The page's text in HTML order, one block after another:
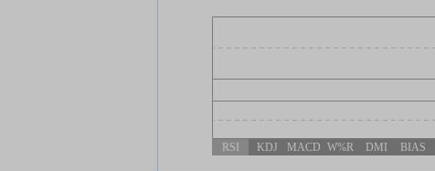
RSI KDJ MACD W%R DMI BIAS